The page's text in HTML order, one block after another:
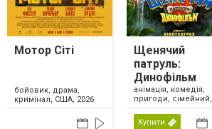
Мотор Сіті
бойовик, драма,
кримінал, США, 2026
Щенячий
патруль:
Динофільм
анімація, комедія,
пригоди, сімейний,
США, 2026
Купити